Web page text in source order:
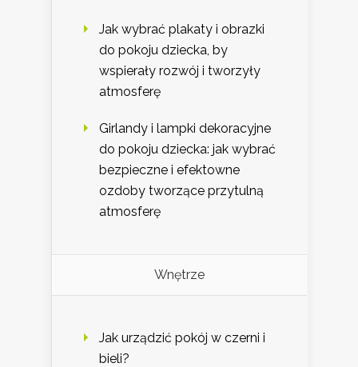
Jak wybrać plakaty i obrazki
do pokoju dziecka, by
wspierały rozwój i tworzyły
atmosferę
Girlandy i lampki dekoracyjne
do pokoju dziecka: jak wybrać
bezpieczne i efektowne
ozdoby tworzące przytulną
atmosferę
Wnętrze
Jak urządzić pokój w czerni i
bieli?